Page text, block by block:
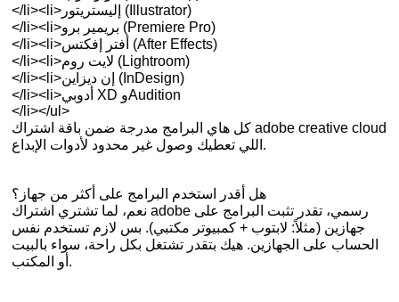
</li><li>إليستريتور (Illustrator)
</li><li>بريمير برو (Premiere Pro)
</li><li>أفتر إفكتس (After Effects)
</li><li>لايت روم (Lightroom)
</li><li>إن ديزاين (InDesign)
</li><li>أدوبي XD وAudition
</li></ul>
كل هاي البرامج مدرجة ضمن باقة اشتراك adobe creative cloud
اللي تعطيك وصول غير محدود لأدوات الإبداع.
هل أقدر استخدم البرامج على أكثر من جهاز؟
نعم، لما تشتري اشتراك adobe رسمي، تقدر تثبت البرامج على
جهازين (مثلاً: لابتوب + كمبيوتر مكتبي). بس لازم تستخدم نفس
الحساب على الجهازين. هيك بتقدر تشتغل بكل راحة، سواء بالبيت
أو المكتب.